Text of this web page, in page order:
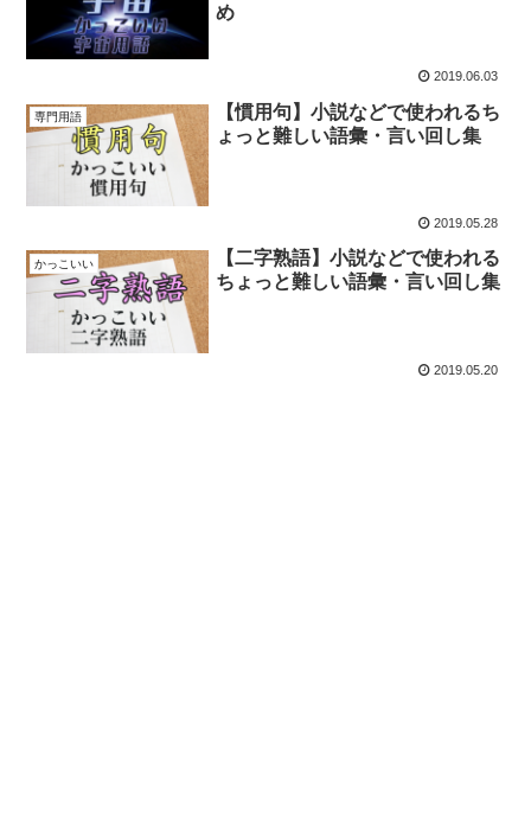
め
2019.06.03
専門用語
【慣用句】小説などで使われるち
ょっと難しい語彙・言い回し集
2019.05.28
かっこいい
【二字熟語】小説などで使われる
ちょっと難しい語彙・言い回し集
2019.05.20